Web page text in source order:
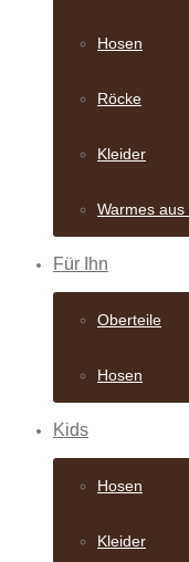
Hosen
Röcke
Kleider
Warmes aus
Für Ihn
Oberteile
Hosen
Kids
Hosen
Kleider